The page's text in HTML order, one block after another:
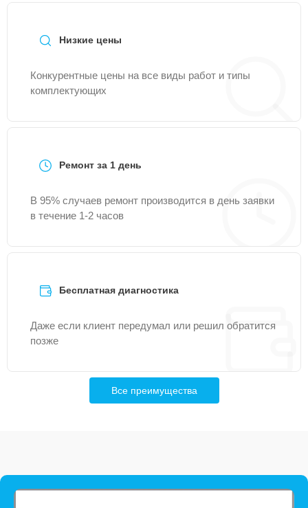
Низкие цены
Конкурентные цены на все виды работ и типы
комплектующих
Ремонт за 1 день
В 95% случаев ремонт производится в день заявки
в течение 1-2 часов
Бесплатная диагностика
Даже если клиент передумал или решил обратится
позже
Все преимущества